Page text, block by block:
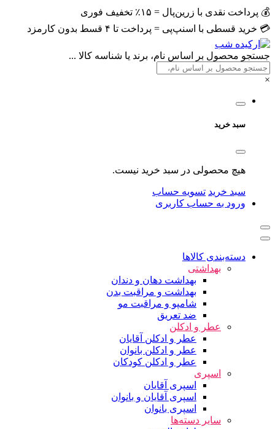
💰 پرداخت نقدی با زرین‌پال = ۱۵٪ تخفیف فوری
💳 خرید قسطی با اسنپ‌پی = پرداخت تا ۴ قسط بدون کارمزد
جستجو محصول بر اساس نام، برند یا شناسه کالا ...
×
سبد خرید
هیچ محصولی در سبد خرید نیست.
سبد خرید تسویه حساب
ورود به حساب کاربری
دسته‌بندی کالاها
بهداشتی
بهداشت دهان و دندان
بهداشت و مراقبت بدن
شامپو و مراقبت مو
ضد تعریق
عطر و ادکلن
عطر و ادکلن آقایان
عطر و ادکلن بانوان
عطر و ادکلن کودکان
اسپری
اسپری آقایان
اسپری آقایان و بانوان
اسپری بانوان
سایر دسته‌ها